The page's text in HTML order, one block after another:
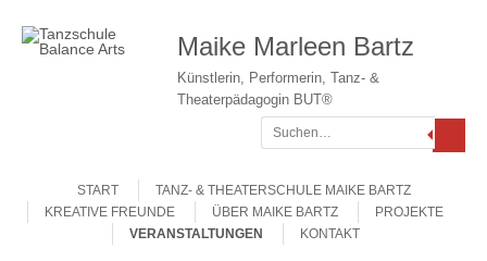
Maike Marleen Bartz
Künstlerin, Performerin, Tanz- &
Theaterpädagogin BUT®
Suchen
MenüSTART
TANZ- & THEATERSCHULE MAIKE BARTZ
KREATIVE FREUNDE
ÜBER MAIKE BARTZ
PROJEKTE
VERANSTALTUNGEN
KONTAKT